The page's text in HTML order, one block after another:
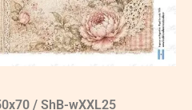
/ ShB-wXXL25